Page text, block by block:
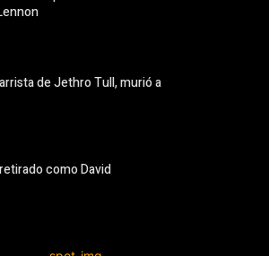
de Jethro Tull, murió a
como David